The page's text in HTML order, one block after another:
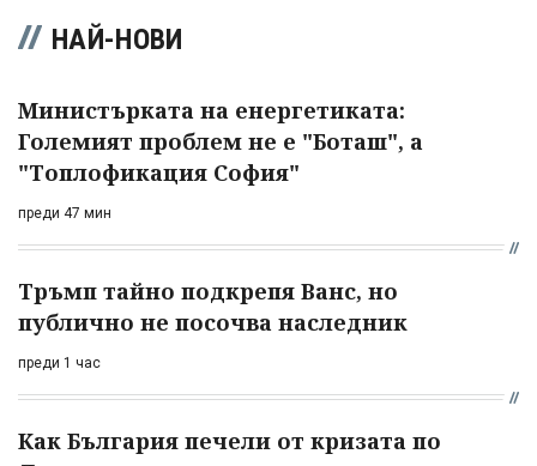
НАЙ-НОВИ
Министърката на енергетиката:
Големият проблем не е "Боташ", а
"Топлофикация София"
преди 47 мин
Тръмп тайно подкрепя Ванс, но
публично не посочва наследник
преди 1 час
Как България печели от кризата по